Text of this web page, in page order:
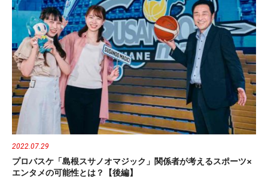
2022.07.29
プロバスケ「島根スサノオマジック」関係者が考えるスポーツ×
エンタメの可能性とは？【後編】